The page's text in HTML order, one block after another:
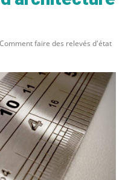
Comment faire des relevés d'état